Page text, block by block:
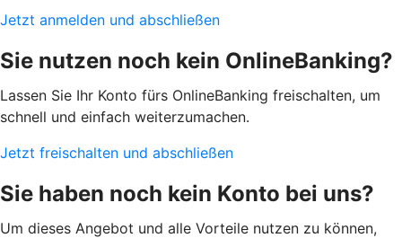
Jetzt anmelden und abschließen
Sie nutzen noch kein OnlineBanking?
Lassen Sie Ihr Konto fürs OnlineBanking freischalten, um
schnell und einfach weiterzumachen.
Jetzt freischalten und abschließen
Sie haben noch kein Konto bei uns?
Um dieses Angebot und alle Vorteile nutzen zu können,